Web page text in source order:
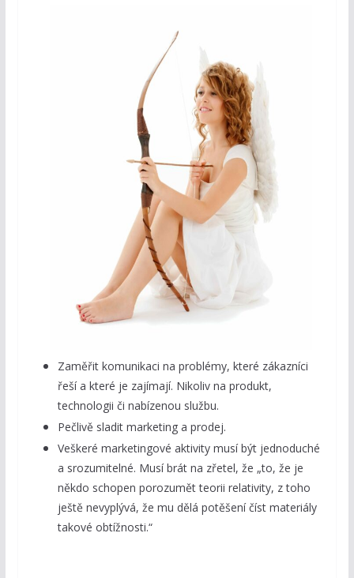
Zaměřit komunikaci na problémy, které zákazníci
řeší a které je zajímají. Nikoliv na produkt,
technologii či nabízenou službu.
Pečlivě sladit marketing a prodej.
Veškeré marketingové aktivity musí být jednoduché
a srozumitelné. Musí brát na zřetel, že „to, že je
někdo schopen porozumět teorii relativity, z toho
ještě nevyplývá, že mu dělá potěšení číst materiály
takové obtížnosti.“